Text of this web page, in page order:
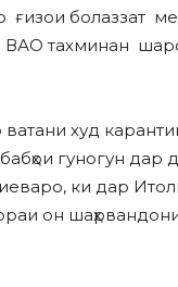
болаззат
ВАО тахминан
худ
гуногун дар
ки дар
он